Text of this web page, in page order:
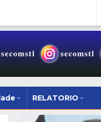
RELATORIO